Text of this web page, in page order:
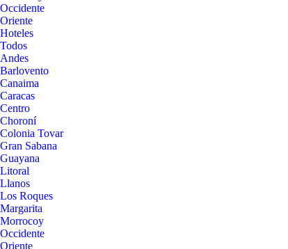
Occidente
Oriente
Hoteles
Todos
Andes
Barlovento
Canaima
Caracas
Centro
Choroní
Colonia Tovar
Gran Sabana
Guayana
Litoral
Llanos
Los Roques
Margarita
Morrocoy
Occidente
Oriente